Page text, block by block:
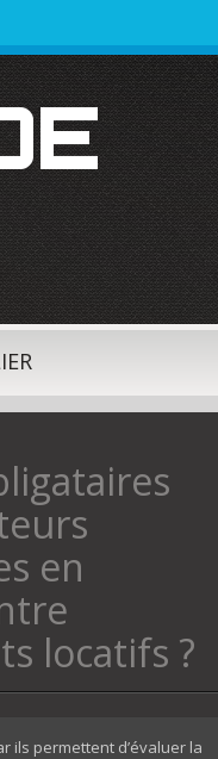
en
locatifs ?
ils permettent d’évaluer la